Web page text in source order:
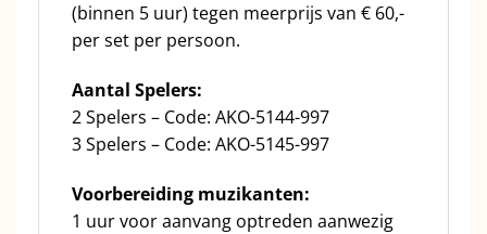
(binnen 5 uur) tegen meerprijs van € 60,-
per set per persoon.
Aantal Spelers:
2 Spelers – Code: AKO-5144-997
3 Spelers – Code: AKO-5145-997
Voorbereiding muzikanten:
1 uur voor aanvang optreden aanwezig